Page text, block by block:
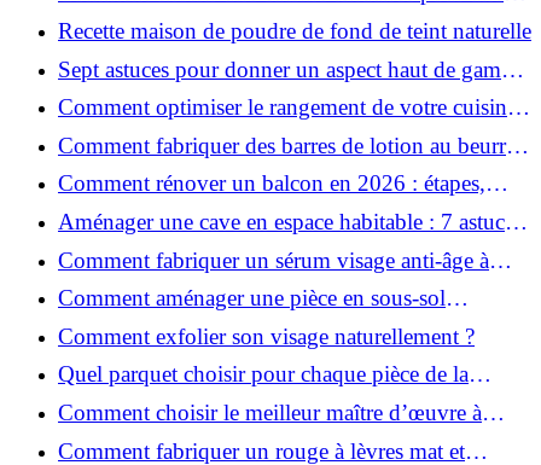
rénovation en 2026 ?
Recette maison de poudre de fond de teint naturelle
Sept astuces pour donner un aspect haut de gamme
à votre cuisine
Comment optimiser le rangement de votre cuisine
et gagner de la place ?
Comment fabriquer des barres de lotion au beurre
de karité ?
Comment rénover un balcon en 2026 : étapes,
budget et matériaux ?
Aménager une cave en espace habitable : 7 astuces
essentielles
Comment fabriquer un sérum visage anti-âge à
l'huile de rose musquée ?
Comment aménager une pièce en sous-sol
efficacement ?
Comment exfolier son visage naturellement ?
Quel parquet choisir pour chaque pièce de la
maison ?
Comment choisir le meilleur maître d’œuvre à
Grenoble en 2026 ?
Comment fabriquer un rouge à lèvres mat et